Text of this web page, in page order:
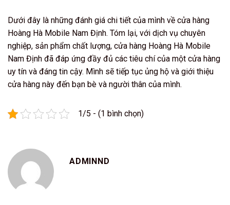
Dưới đây là những đánh giá chi tiết của mình về cửa hàng
Hoàng Hà Mobile Nam Định. Tóm lại, với dịch vụ chuyên
nghiệp, sản phẩm chất lượng, cửa hàng Hoàng Hà Mobile
Nam Định đã đáp ứng đầy đủ các tiêu chí của một cửa hàng
uy tín và đáng tin cậy. Mình sẽ tiếp tục ủng hộ và giới thiệu
cửa hàng này đến bạn bè và người thân của mình.
1/5 - (1 bình chọn)
ADMINND